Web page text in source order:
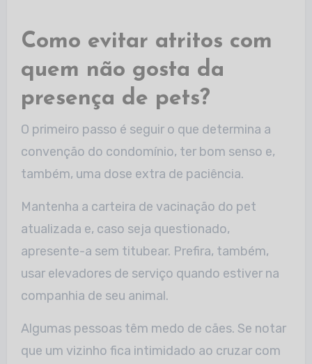
Como evitar atritos com
quem não gosta da
presença de pets?
O primeiro passo é seguir o que determina a
convenção do condomínio, ter bom senso e,
também, uma dose extra de paciência.
Mantenha a carteira de vacinação do pet
atualizada e, caso seja questionado,
apresente-a sem titubear. Prefira, também,
usar elevadores de serviço quando estiver na
companhia de seu animal.
Algumas pessoas têm medo de cães. Se notar
que um vizinho fica intimidado ao cruzar com